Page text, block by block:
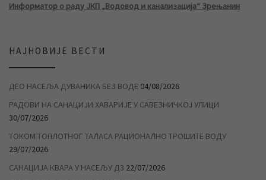
Информатор о раду ЈКП „Водовод и канализација“ Зрењанин
НАЈНОВИЈЕ ВЕСТИ
ДЕО НАСЕЉА ДУВАНИКА БЕЗ ВОДЕ 04/08/2026
РАДОВИ НА САНАЦИЈИ ХАВАРИЈЕ У САВЕЗНИЧКОЈ УЛИЦИ
30/07/2026
ТОКОМ ТОПЛОТНОГ ТАЛАСА РАЦИОНАЛНО ТРОШИТЕ ВОДУ
29/07/2026
САНАЦИЈА КВАРА У НАСЕЉУ Д3 22/07/2026